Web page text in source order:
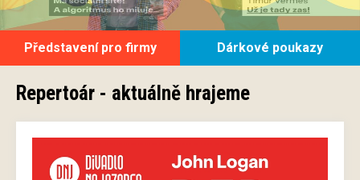
Představení pro firmy Dárkové poukazy
Repertoár - aktuálně hrajeme